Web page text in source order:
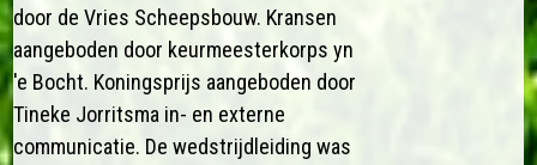
door de Vries Scheepsbouw. Kransen
aangeboden door keurmeesterkorps yn
'e Bocht. Koningsprijs aangeboden door
Tineke Jorritsma in- en externe
communicatie. De wedstrijdleiding was